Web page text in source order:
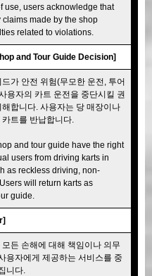
use, users acknowledge that
made by the shop
related to violations.
and Tour Guide Decision]
가 안전 위험(무모한 운전, 투어
용자의 카트 운전을 중단시킬 권
합니다. 사용자는 당 매장이나
트를 반납합니다.
and tour guide have the right
users from driving karts in
as reckless driving, non-
will return karts as
guide.
든 손해에 대해 책임이나 의무
용자에게 제공하는 서비스를 중
니다.